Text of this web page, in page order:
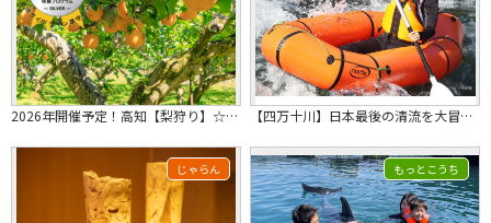
2026年開催予定！高知【梨狩り】☆食べ放題・時間無制限☆大自然に囲まれながらピ... 【四万十川】日本最後の清流を大冒険！パックラフティングツアー
じゃらん もっとこうち